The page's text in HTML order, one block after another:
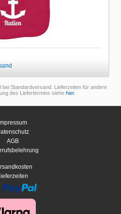
Standardversand. Lieferzeiten für andere
des Liefertermins siehe hier.
AGB